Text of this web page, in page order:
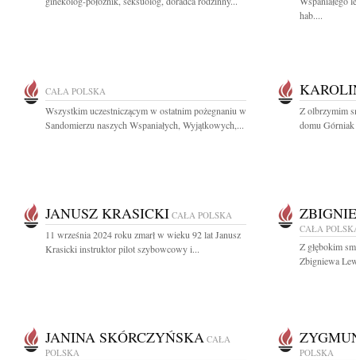
hab....
CAŁA POLSKA
Wszystkim uczestniczącym w ostatnim pożegnaniu w
Sandomierzu naszych Wspaniałych, Wyjątkowych,...
Z olbrzymim
domu Górniak
JANUSZ KRASICKI CAŁA POLSKA
11 września 2024 roku zmarł w wieku 92 lat Janusz
Krasicki instruktor pilot szybowcowy i...
CAŁA
Z głębokim
Zbigniewa
JANINA SKÓRCZYŃSKA CAŁA
POLSKA
POLSKA